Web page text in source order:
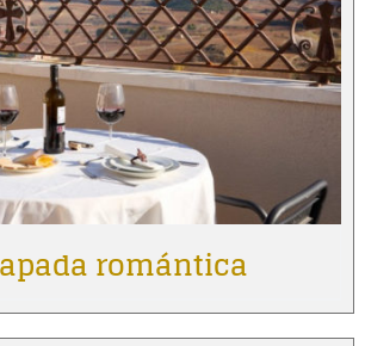
romántica